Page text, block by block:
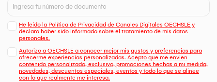
He leído la Política de Privacidad de Canales Digitales OECHSLE y
declaro haber sido informado sobre el tratamiento de mis datos
personales.
Autorizo a OECHSLE a conocer mejor mis gustos y preferencias para
ofrecerme experiencias personalizadas. Acepto que me envien
contenido personalizado, exclusivo, promociones hechas a mi medida,
novedades, descuentos especiales, eventos y todo lo que se alinee
con lo que realmente me interesa.